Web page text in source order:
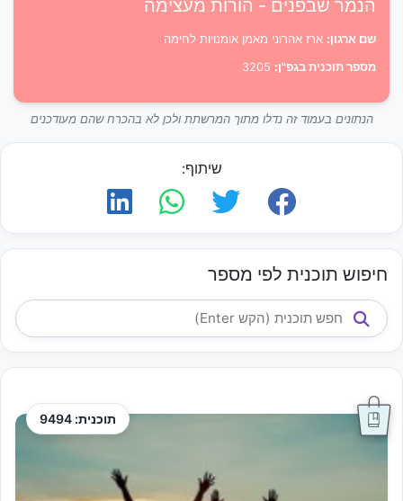
הנמר שבפנים - הורות מעצימה
שם ארגון: ארז אהרוני מאמן אומנויות לחימה
מספר תוכנית בגפ"ן:
הנתונים בעמוד זה נדלו מתוך המרשתת ולכן לא בהכרח שהם מעודכנים
שיתוף:
חיפוש תוכנית לפי מספר
תוכנית: 9494